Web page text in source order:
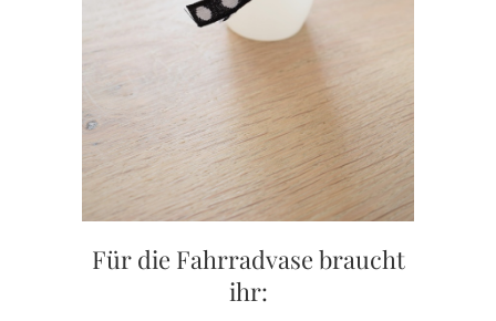
Für die Fahrradvase braucht
ihr: